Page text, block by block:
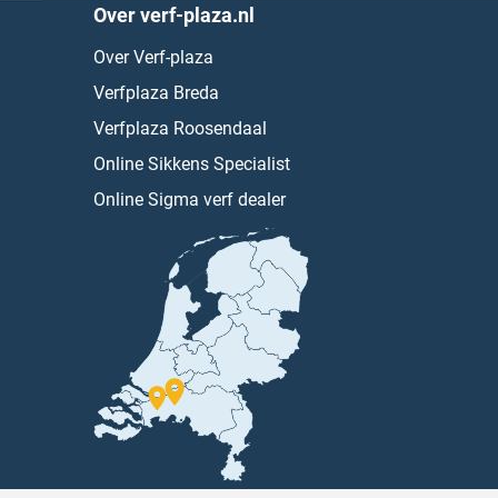
Over verf-plaza.nl
Over Verf-plaza
Verfplaza Breda
Verfplaza Roosendaal
Online Sikkens Specialist
Online Sigma verf dealer